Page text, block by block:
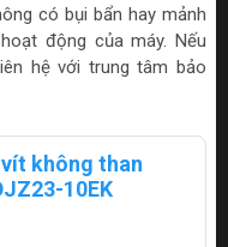
có bụi bẩn hay mảnh
động của máy. Nếu
hệ với trung tâm bảo
không than
10EK